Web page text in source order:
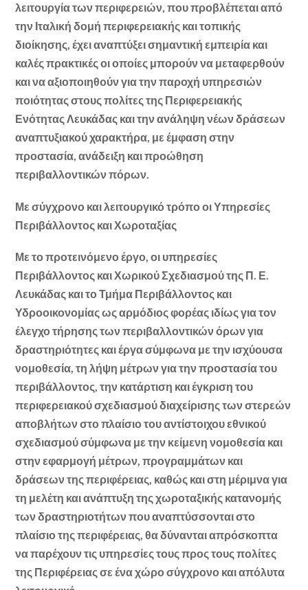
λειτουργία των περιφερειών, που προβλέπεται από
την Ιταλική δομή περιφερειακής και τοπικής
διοίκησης, έχει αναπτύξει σημαντική εμπειρία και
καλές πρακτικές οι οποίες μπορούν να μεταφερθούν
και να αξιοποιηθούν για την παροχή υπηρεσιών
ποιότητας στους πολίτες της Περιφερειακής
Ενότητας Λευκάδας και την ανάληψη νέων δράσεων
αναπτυξιακού χαρακτήρα, με έμφαση στην
προστασία, ανάδειξη και προώθηση
περιβαλλοντικών πόρων.
Με σύγχρονο και λειτουργικό τρόπο οι Υπηρεσίες
Περιβάλλοντος και Χωροταξίας
Με το προτεινόμενο έργο, οι υπηρεσίες
Περιβάλλοντος και Χωρικού Σχεδιασμού της Π. Ε.
Λευκάδας και το Τμήμα Περιβάλλοντος και
Υδροοικονομίας ως αρμόδιος φορέας ιδίως για τον
έλεγχο τήρησης των περιβαλλοντικών όρων για
δραστηριότητες και έργα σύμφωνα με την ισχύουσα
νομοθεσία, τη λήψη μέτρων για την προστασία του
περιβάλλοντος, την κατάρτιση και έγκριση του
περιφερειακού σχεδιασμού διαχείρισης των στερεών
αποβλήτων στο πλαίσιο του αντίστοιχου εθνικού
σχεδιασμού σύμφωνα με την κείμενη νομοθεσία και
στην εφαρμογή μέτρων, προγραμμάτων και
δράσεων της περιφέρειας, καθώς και στη μέριμνα για
τη μελέτη και ανάπτυξη της χωροταξικής κατανομής
των δραστηριοτήτων που αναπτύσσονται στο
πλαίσιο της περιφέρειας, θα δύνανται απρόσκοπτα
να παρέχουν τις υπηρεσίες τους προς τους πολίτες
της Περιφέρειας σε ένα χώρο σύγχρονο και απόλυτα